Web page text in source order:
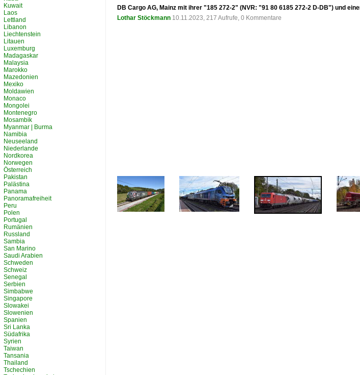
DB Cargo AG, Mainz mit ihrer "185 272-2" (NVR: "91 80 6185 272-2 D-DB") und
Lothar Stöckmann 10.11.2023, 217 Aufrufe, 0 Kommentare
Kuwait
Laos
Lettland
Libanon
Liechtenstein
Litauen
Luxemburg
Madagaskar
Malaysia
Marokko
Mazedonien
Mexiko
Moldawien
Monaco
Mongolei
Montenegro
Mosambik
Myanmar | Burma
Namibia
Neuseeland
Niederlande
Nordkorea
Norwegen
Österreich
Pakistan
Palästina
Panama
Panoramafreiheit
Peru
Polen
Portugal
Rumänien
Russland
Sambia
San Marino
Saudi Arabien
Schweden
Schweiz
Senegal
Serbien
Simbabwe
Singapore
Slowakei
Slowenien
Spanien
Sri Lanka
Südafrika
Syrien
Taiwan
Tansania
Thailand
Tschechien